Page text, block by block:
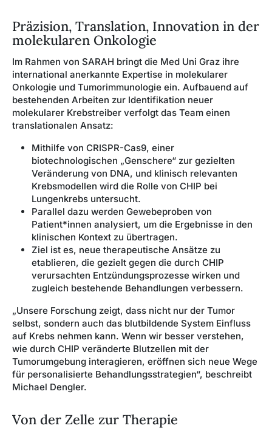
Präzision, Translation, Innovation in der
molekularen Onkologie
Im Rahmen von SARAH bringt die Med Uni Graz ihre
international anerkannte Expertise in molekularer
Onkologie und Tumorimmunologie ein. Aufbauend auf
bestehenden Arbeiten zur Identifikation neuer
molekularer Krebstreiber verfolgt das Team einen
translationalen Ansatz:
Mithilfe von CRISPR-Cas9, einer
biotechnologischen „Genschere“ zur gezielten
Veränderung von DNA, und klinisch relevanten
Krebsmodellen wird die Rolle von CHIP bei
Lungenkrebs untersucht.
Parallel dazu werden Gewebeproben von
Patient*innen analysiert, um die Ergebnisse in den
klinischen Kontext zu übertragen.
Ziel ist es, neue therapeutische Ansätze zu
etablieren, die gezielt gegen die durch CHIP
verursachten Entzündungsprozesse wirken und
zugleich bestehende Behandlungen verbessern.
„Unsere Forschung zeigt, dass nicht nur der Tumor
selbst, sondern auch das blutbildende System Einfluss
auf Krebs nehmen kann. Wenn wir besser verstehen,
wie durch CHIP veränderte Blutzellen mit der
Tumorumgebung interagieren, eröffnen sich neue Wege
für personalisierte Behandlungsstrategien“, beschreibt
Michael Dengler.
Von der Zelle zur Therapie